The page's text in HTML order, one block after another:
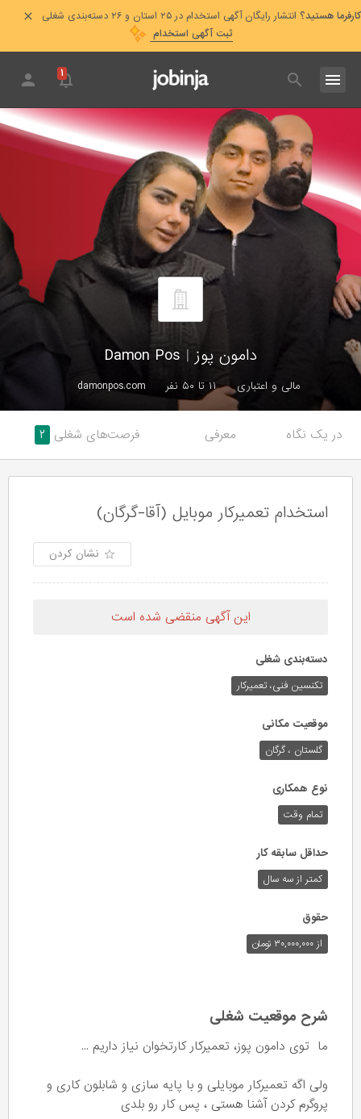
کارفرما هستید؟ انتشار رایگان آگهی استخدام در ۲۵ استان و ۲۶ دسته‌بندی شغلی
ثبت آگهی استخدام
۱
دامون پوز |
Damon Pos
مالی و اعتباری ۱۱ تا ۵۰ نفر damonpos.com
در یک نگاه معرفی فرصت‌های شغلی ۲
استخدام تعمیرکار موبایل (آقا-گرگان)
نشان کردن
این آگهی منقضی شده است
دسته‌بندی شغلی
تکنسین فنی، تعمیرکار
موقعیت مکانی
گلستان ، گرگان
نوع همکاری
تمام وقت
حداقل سابقه کار
کمتر از سه سال
حقوق
از ۳۰,۰۰۰,۰۰۰ تومان
شرح موقعیت شغلی
ما توی دامون پوز، تعمیرکار کارتخوان نیاز داریم ...
ولی اگه تعمیرکار موبایلی و با پایه سازی و شابلون کاری و
پروگرم کردن آشنا هستی ، پس کار رو بلدی